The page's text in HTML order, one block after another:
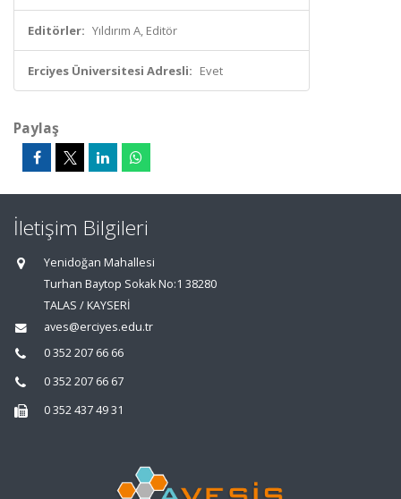
Editörler: Yıldırım A, Editör
Erciyes Üniversitesi Adresli: Evet
Paylaş
İletişim Bilgileri
Yenidoğan Mahallesi
Turhan Baytop Sokak No:1 38280
TALAS / KAYSERİ
aves@erciyes.edu.tr
0 352 207 66 66
0 352 207 66 67
0 352 437 49 31